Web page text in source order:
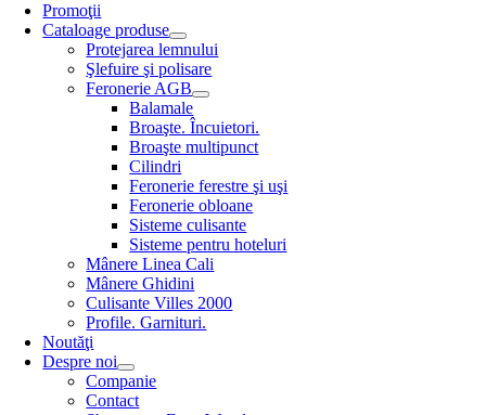
Promoţii
Cataloage produse
Protejarea lemnului
Şlefuire şi polisare
Feronerie AGB
Balamale
Broaşte. Încuietori.
Broaşte multipunct
Cilindri
Feronerie ferestre şi uşi
Feronerie obloane
Sisteme culisante
Sisteme pentru hoteluri
Mânere Linea Cali
Mânere Ghidini
Culisante Villes 2000
Profile. Garnituri.
Noutăţi
Despre noi
Companie
Contact